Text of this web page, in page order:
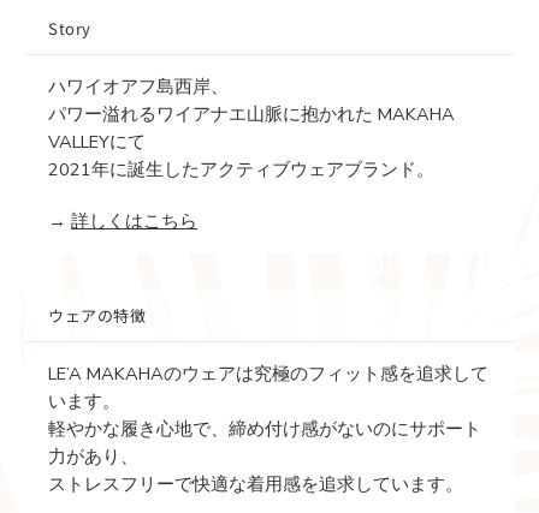
Story
ハワイオアフ島西岸、
パワー溢れるワイアナエ山脈に抱かれた MAKAHA
VALLEYにて
2021年に誕生したアクティブウェアブランド。
→ 詳しくはこちら
ウェアの特徴
LE’A MAKAHAのウェアは究極のフィット感を追求して
います。
軽やかな履き心地で、締め付け感がないのにサポート
力があり、
ストレスフリーで快適な着用感を追求しています。